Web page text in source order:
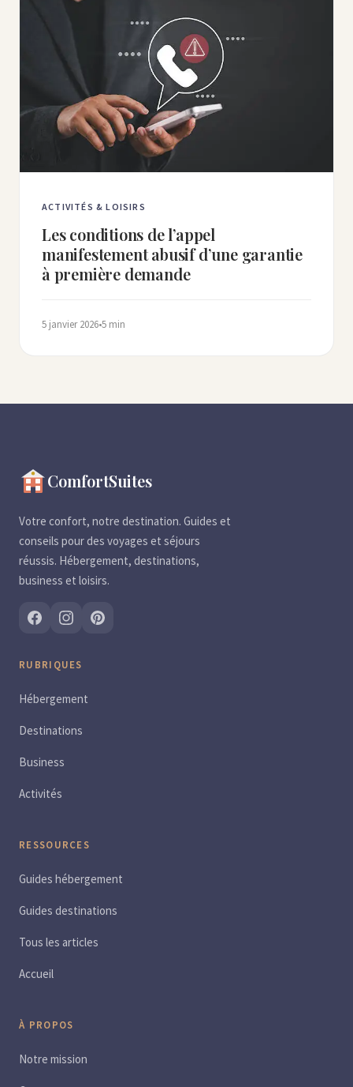
ACTIVITÉS & LOISIRS
Les conditions de l’appel
manifestement abusif d’une garantie
à première demande
5 janvier 2026•5 min
ComfortSuites
Votre confort, notre destination. Guides et
conseils pour des voyages et séjours
réussis. Hébergement, destinations,
business et loisirs.
RUBRIQUES
Hébergement
Destinations
Business
Activités
RESSOURCES
Guides hébergement
Guides destinations
Tous les articles
Accueil
À PROPOS
Notre mission